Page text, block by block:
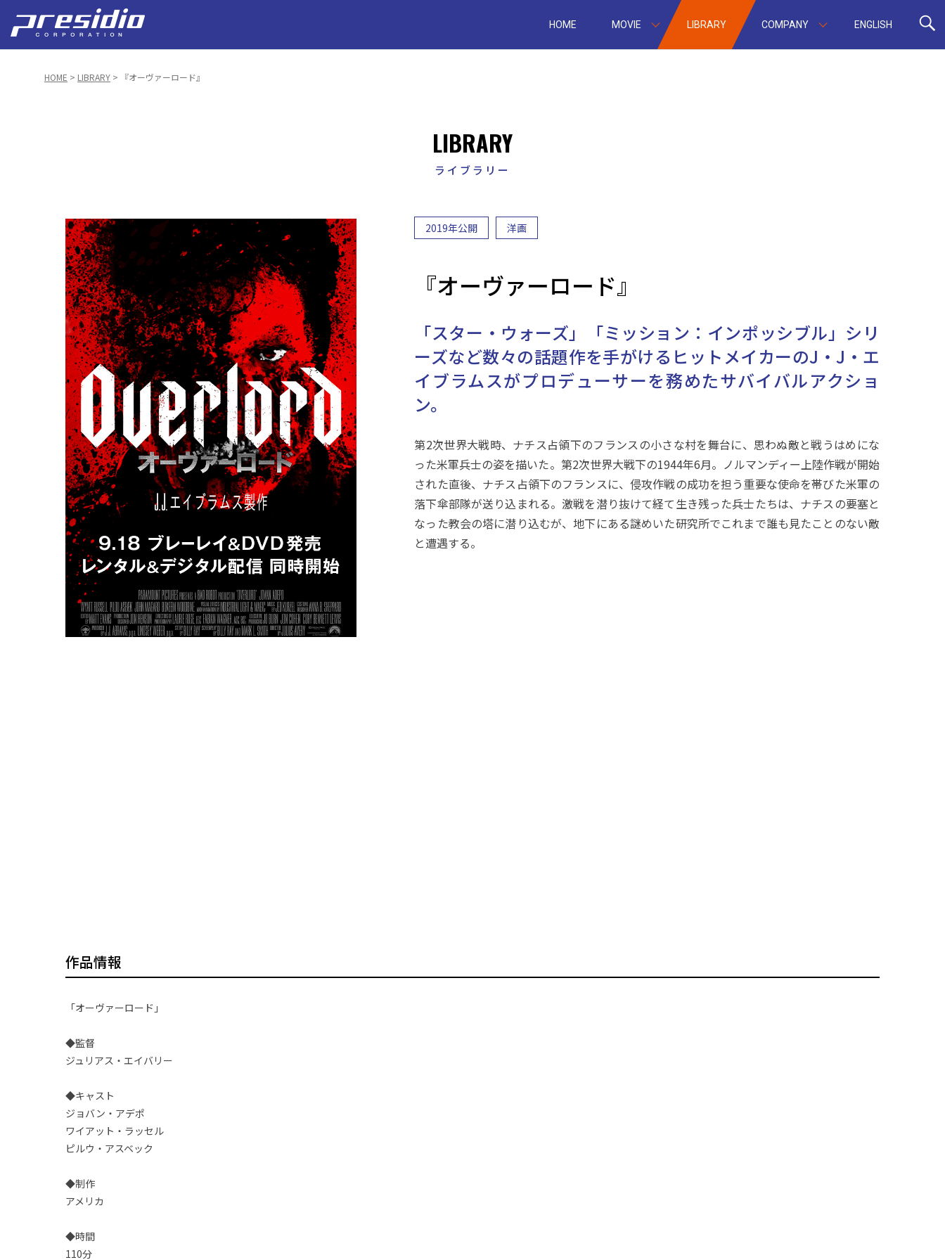
to
HOME MOVIE LIBRARY COMPANY ENGLISH
HOME > LIBRARY > 『オーヴァーロード』
LIBRARY
ライブラリー
2019年公開 洋画
『オーヴァーロード』
「スター・ウォーズ」「ミッション：インポッシブル」シリ
ーズなど数々の話題作を手がけるヒットメイカーのJ・J・エ
イブラムスがプロデューサーを務めたサバイバルアクショ
ン。
第2次世界大戦時、ナチス占領下のフランスの小さな村を舞台に、思わぬ敵と戦うはめにな
った米軍兵士の姿を描いた。第2次世界大戦下の1944年6月。ノルマンディー上陸作戦が開始
された直後、ナチス占領下のフランスに、侵攻作戦の成功を担う重要な使命を帯びた米軍の
落下傘部隊が送り込まれる。激戦を潜り抜けて経て生き残った兵士たちは、ナチスの要塞と
なった教会の塔に潜り込むが、地下にある謎めいた研究所でこれまで誰も見たことのない敵
と遭遇する。
作品情報
「オーヴァーロード」
◆監督
ジュリアス・エイバリー
◆キャスト
ジョバン・アデポ
ワイアット・ラッセル
ピルウ・アスベック
◆制作
アメリカ
◆時間
110分